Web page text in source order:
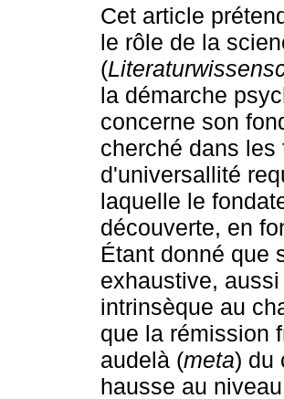
Cet article
le rôle de la
(
la démarche
concerne son
cherché dans
d'universallité
laquelle le
découverte, en
Étant donné que
exhaustive,
intrinsèque au
que la rémission
audelà (meta) du
hausse au